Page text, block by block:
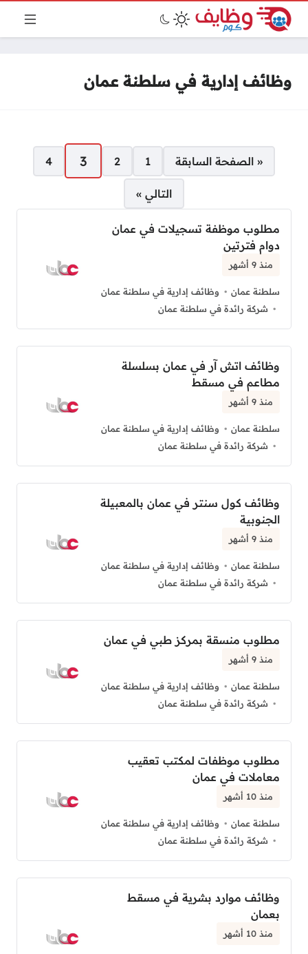
وظائف إدارية في سلطنة عمان
صفحات:
« الصفحة السابقة 1
2
3
4
التالي »
مطلوب موظفة تسجيلات في عمان
دوام فترتين
منذ 9 أشهر
سلطنة عمان
وظائف إدارية في سلطنة عمان
شركة رائدة في سلطنة عمان
وظائف اتش آر في عمان بسلسلة
مطاعم في مسقط
منذ 9 أشهر
سلطنة عمان
وظائف إدارية في سلطنة عمان
شركة رائدة في سلطنة عمان
وظائف كول سنتر في عمان بالمعبيلة
الجنوبية
منذ 9 أشهر
سلطنة عمان
وظائف إدارية في سلطنة عمان
شركة رائدة في سلطنة عمان
مطلوب منسقة بمركز طبي في عمان
منذ 9 أشهر
سلطنة عمان
وظائف إدارية في سلطنة عمان
شركة رائدة في سلطنة عمان
مطلوب موظفات لمكتب تعقيب
معاملات في عمان
منذ 10 أشهر
سلطنة عمان
وظائف إدارية في سلطنة عمان
شركة رائدة في سلطنة عمان
وظائف موارد بشرية في مسقط
بعمان
منذ 10 أشهر